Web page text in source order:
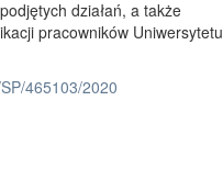
działań, a także
pracowników Uniwersytetu
465103/2020